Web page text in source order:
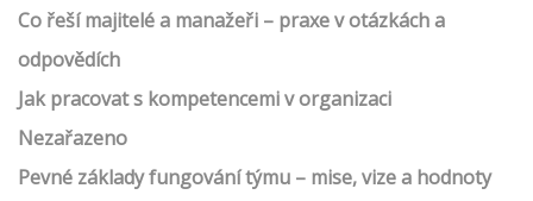
Co řeší majitelé a manažeři – praxe v otázkách a
odpovědích
Jak pracovat s kompetencemi v organizaci
Nezařazeno
Pevné základy fungování týmu – mise, vize a hodnoty